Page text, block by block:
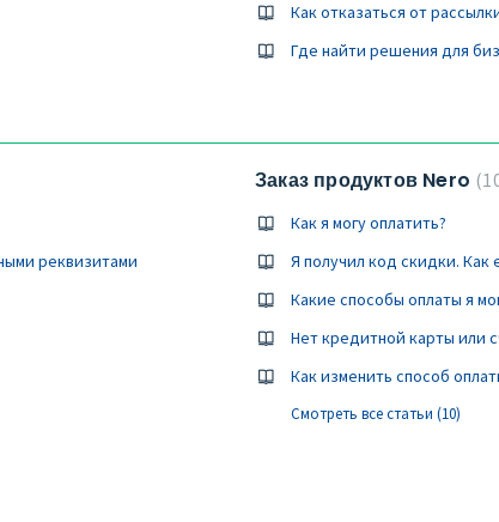
Как отказаться от
Где найти решения для
реквизитами
Заказ продуктов Nero
Как я могу оплатить?
Я получил код скидки. Как
Какие способы оплаты я
Нет кредитной карты или
Как изменить способ
Смотреть все статьи (10)